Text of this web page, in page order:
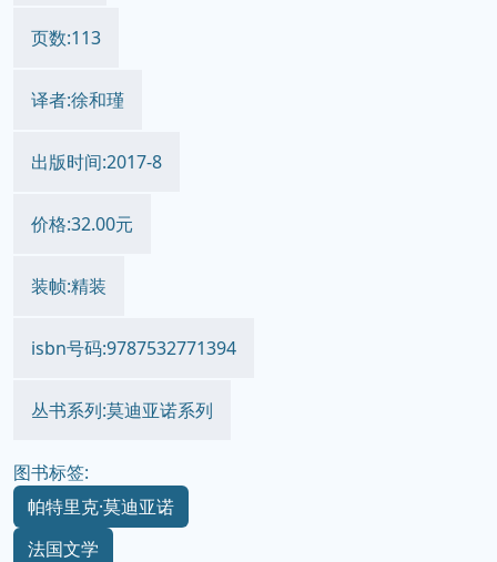
页数:113
译者:徐和瑾
出版时间:2017-8
价格:32.00元
装帧:精装
isbn号码:9787532771394
丛书系列:莫迪亚诺系列
图书标签:
帕特里克·莫迪亚诺
法国文学